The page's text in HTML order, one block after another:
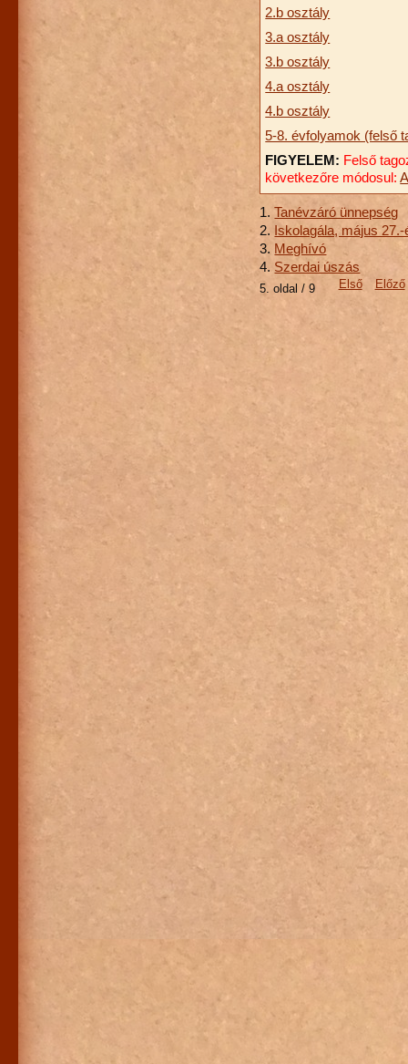
2.b osztály
3.a osztály
3.b osztály
4.a osztály
4.b osztály
5-8. évfolyamok (felső
FIGYELEM: Felső
következőre módosul:
Tanévzáró ünnepség
Iskolagála, május 27.-
Meghívó
Szerdai úszás
5. oldal / 9 Első Előző